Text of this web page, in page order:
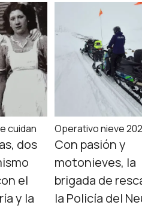
cuidan
dos
el
y la
Operativo nieve
Con pasión y
motonieves, la
brigada de
la Policía del